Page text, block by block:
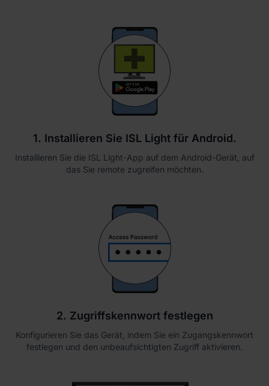
1. Installieren Sie ISL Light für Android.
Installieren Sie die ISL Light-App auf dem Android-Gerät, auf
das Sie remote zugreifen möchten.
2. Zugriffskennwort festlegen
Konfigurieren Sie das Gerät, indem Sie ein Zugangskennwort
festlegen und den unbeaufsichtigten Zugriff aktivieren.